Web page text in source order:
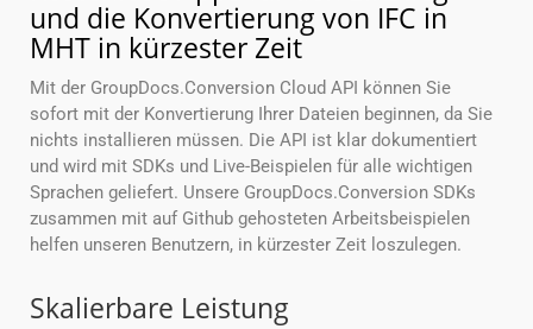
und die Konvertierung von IFC in
MHT in kürzester Zeit
Mit der GroupDocs.Conversion Cloud API können Sie
sofort mit der Konvertierung Ihrer Dateien beginnen, da Sie
nichts installieren müssen. Die API ist klar dokumentiert
und wird mit SDKs und Live-Beispielen für alle wichtigen
Sprachen geliefert. Unsere GroupDocs.Conversion SDKs
zusammen mit auf Github gehosteten Arbeitsbeispielen
helfen unseren Benutzern, in kürzester Zeit loszulegen.
Skalierbare Leistung